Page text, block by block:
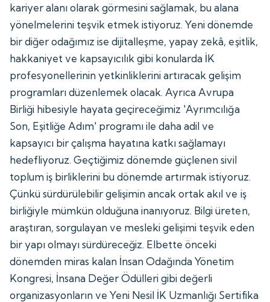
kariyer alanı olarak görmesini sağlamak, bu alana
yönelmelerini teşvik etmek istiyoruz. Yeni dönemde
bir diğer odağımız ise dijitalleşme, yapay zekâ, eşitlik,
hakkaniyet ve kapsayıcılık gibi konularda İK
profesyonellerinin yetkinliklerini artıracak gelişim
programları düzenlemek olacak. Ayrıca Avrupa
Birliği hibesiyle hayata geçireceğimiz 'Ayrımcılığa
Son, Eşitliğe Adım' programı ile daha adil ve
kapsayıcı bir çalışma hayatına katkı sağlamayı
hedefliyoruz. Geçtiğimiz dönemde güçlenen sivil
toplum iş birliklerini bu dönemde artırmak istiyoruz.
Çünkü sürdürülebilir gelişimin ancak ortak akıl ve iş
birliğiyle mümkün olduğuna inanıyoruz. Bilgi üreten,
araştıran, sorgulayan ve mesleki gelişimi teşvik eden
bir yapı olmayı sürdüreceğiz. Elbette önceki
dönemden miras kalan İnsan Odağında Yönetim
Kongresi, İnsana Değer Ödülleri gibi değerli
organizasyonların ve Yeni Nesil İK Uzmanlığı Sertifika